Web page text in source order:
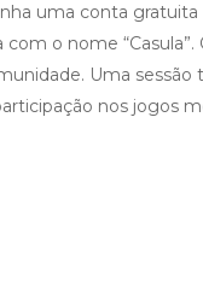
uma conta
o nome “Casula”.
Uma sessão
nos jogos